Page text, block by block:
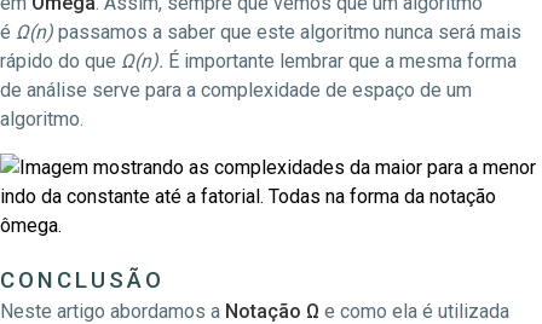
é Ω(n) passamos a saber que este algoritmo nunca será mais
rápido do que Ω(n). É importante lembrar que a mesma forma
de análise serve para a complexidade de espaço de um
algoritmo.
CONCLUSÃO
Neste artigo abordamos a Notação Ω e como ela é utilizada